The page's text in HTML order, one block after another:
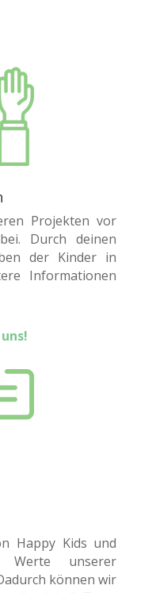
Projekten vor
Durch deinen
der Kinder in
Informationen
Happy Kids und
unserer
können wir